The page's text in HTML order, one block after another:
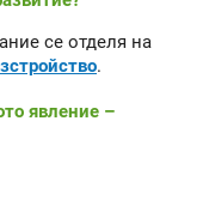
се отделя на
.
явление –